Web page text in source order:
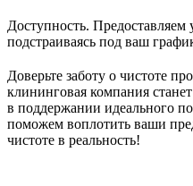
Доступность. Предоставляем
подстраиваясь под ваш
Доверьте заботу о чистоте
клининговая компания
в поддержании идеального
поможем воплотить ваши
чистоте в реальность!